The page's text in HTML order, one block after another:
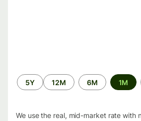
1M
6M
12M
5Y
We use the real, mid-market rate